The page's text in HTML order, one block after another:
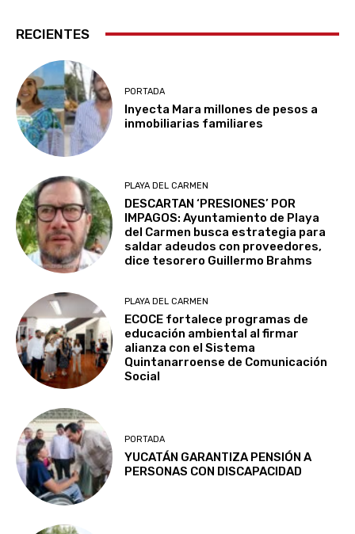
RECIENTES
PORTADA
Inyecta Mara millones de pesos a
inmobiliarias familiares
PLAYA DEL CARMEN
DESCARTAN ‘PRESIONES’ POR
IMPAGOS: Ayuntamiento de Playa
del Carmen busca estrategia para
saldar adeudos con proveedores,
dice tesorero Guillermo Brahms
PLAYA DEL CARMEN
ECOCE fortalece programas de
educación ambiental al firmar
alianza con el Sistema
Quintanarroense de Comunicación
Social
PORTADA
YUCATÁN GARANTIZA PENSIÓN A
PERSONAS CON DISCAPACIDAD